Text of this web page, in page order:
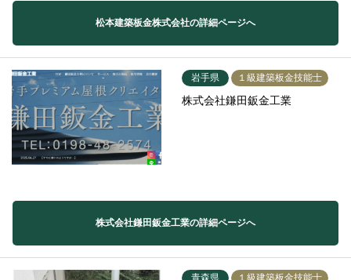
松本建築板金株式会社の詳細ページへ
岩手県 １級建築板金技能士
株式会社鎌田鈑金工業
株式会社鎌田鈑金工業の詳細ページへ
青森県 １級建築板金技能士